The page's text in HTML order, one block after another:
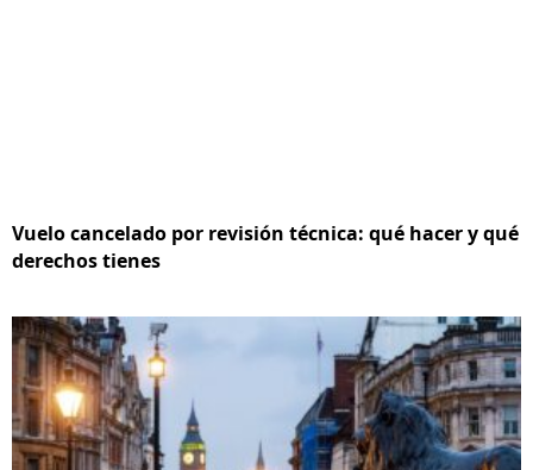
Vuelo cancelado por revisión técnica: qué hacer y qué
derechos tienes